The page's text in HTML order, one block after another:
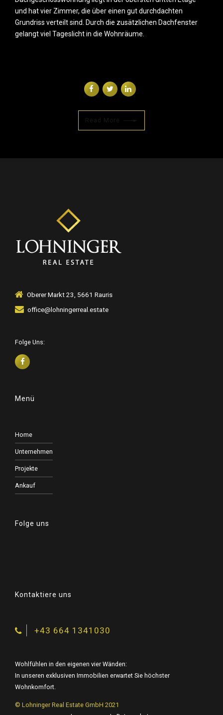
und hat vier Zimmer, die über einen gut durchdachten
Grundriss verteilt sind. Durch die zusätzlichen Dachfenster
gelangt viel Tageslicht in die Wohnräume.
Read More
Oberer Markt 23, 5661 Rauris
office@lohningerreal.estate
Folge Uns:
Menü
Home
Unternehmen
Projekte
Ankauf
Folge uns
Kontaktiere uns
+43 664 1341030
Wohlfühlen in den eigenen vier Wänden:
In unseren exklusiven Immobilien erwartet Sie höchster
Wohnkomfort.
© Lohninger Real Estate GmbH 2021